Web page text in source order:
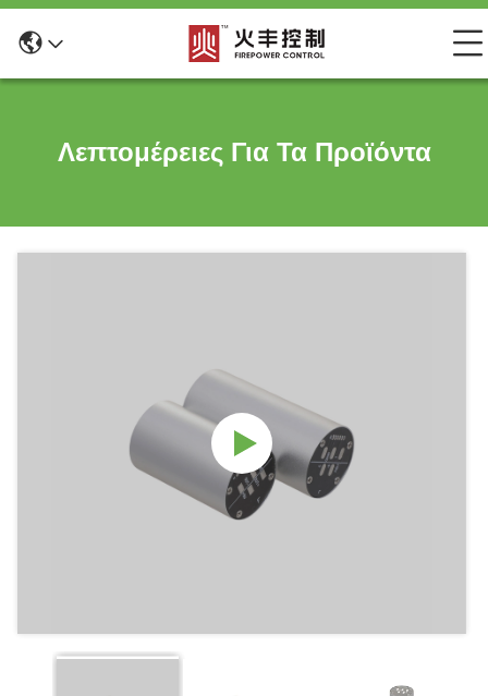
Λεπτομέρειες Για Τα Προϊόντα